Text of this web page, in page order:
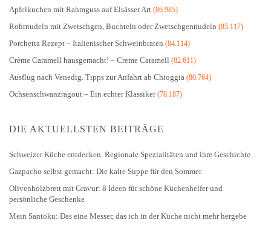
Apfelkuchen mit Rahmguss auf Elsässer Art (86.985)
Rohrnudeln mit Zwetschgen, Buchteln oder Zwetschgennudeln (85.117)
Porchetta Rezept – Italienischer Schweinbraten (84.114)
Crème Caramell hausgemacht! – Creme Caramell (82.611)
Ausflug nach Venedig. Tipps zur Anfahrt ab Chioggia (80.764)
Ochsenschwanzragout – Ein echter Klassiker(78.187)
DIE AKTUELLSTEN BEITRÄGE
Schweizer Küche entdecken. Regionale Spezialitäten und ihre Geschichte
Gazpacho selbst gemacht: Die kalte Suppe für den Sommer
Olivenholzbrett mit Gravur: 8 Ideen für schöne Küchenhelfer und
persönliche Geschenke
Mein Santoku: Das eine Messer, das ich in der Küche nicht mehr hergebe